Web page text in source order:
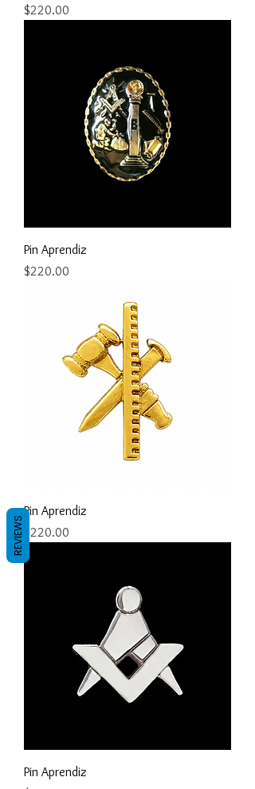
Precio
$220.00
Pin Aprendiz
Precio
$220.00
Pin Aprendiz
Precio
$220.00
Pin Aprendiz
REVIEWS